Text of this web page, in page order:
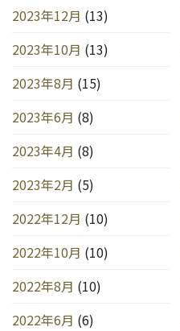
2023年12月 (13)
2023年10月 (13)
2023年8月 (15)
2023年6月 (8)
2023年4月 (8)
2023年2月 (5)
2022年12月 (10)
2022年10月 (10)
2022年8月 (10)
2022年6月 (6)